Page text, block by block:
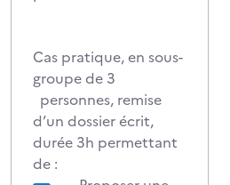
Cas pratique, en sous-
groupe de 3
personnes, remise
d’un dossier écrit,
durée 3h permettant
de :